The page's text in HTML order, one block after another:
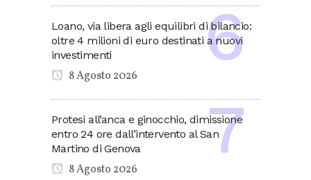
Loano, via libera agli equilibri di bilancio:
oltre 4 milioni di euro destinati a nuovi
investimenti
8 Agosto 2026
Protesi all’anca e ginocchio, dimissione
entro 24 ore dall’intervento al San
Martino di Genova
8 Agosto 2026